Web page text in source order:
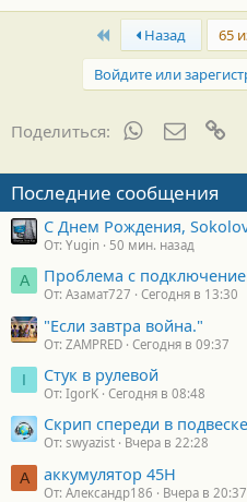
First Назад 65
Войдите или
Поделиться: WhatsApp
Последние сообщения
С Днем Рождения,
От: Yugin 50 мин. назад
А Проблема с
От: Азамат727 Сегодня в 13:30
"Если завтра война."
От: ZAMPRED Сегодня в 09:37
I Стук в рулевой
От: IgorK Сегодня в 08:48
Скрип спереди в
От: swyazist Вчера в 22:28
А аккумулятор 45H
От: Александр186 Вчера в 20:37